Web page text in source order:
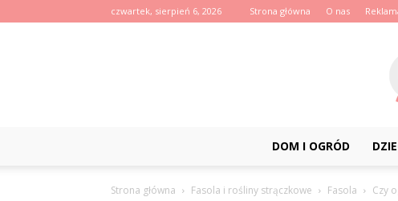
czwartek, sierpień 6, 2026 Strona główna O nas
DOM I OGRÓD
Strona główna Fasola i rośliny strączkowe Fasola Czy